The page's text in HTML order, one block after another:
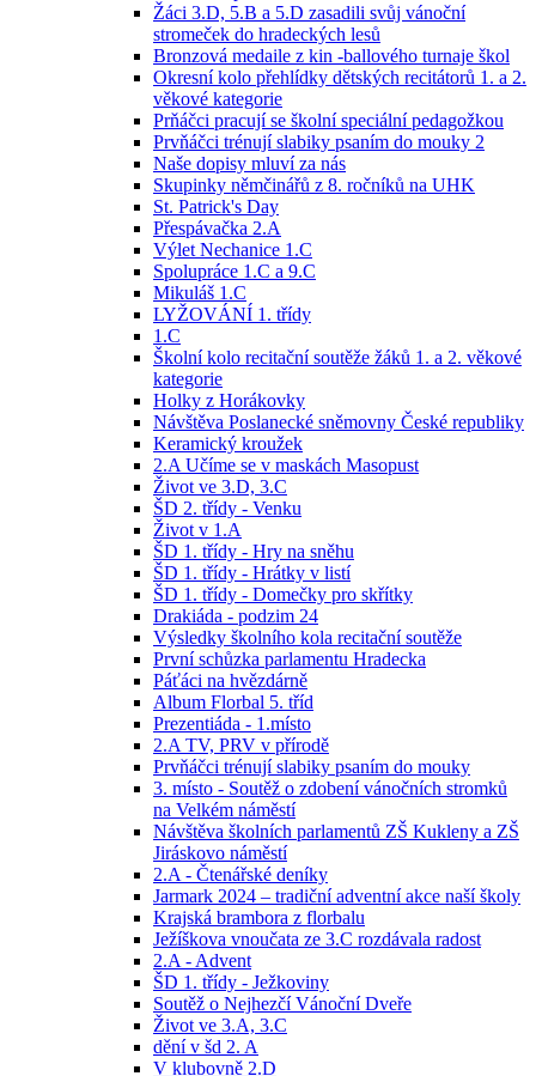
Žáci 3.D, 5.B a 5.D zasadili svůj vánoční
stromeček do hradeckých lesů
Bronzová medaile z kin -ballového turnaje škol
Okresní kolo přehlídky dětských recitátorů 1. a 2.
věkové kategorie
Prňáčci pracují se školní speciální pedagožkou
Prvňáčci trénují slabiky psaním do mouky 2
Naše dopisy mluví za nás
Skupinky němčinářů z 8. ročníků na UHK
St. Patrick's Day
Přespávačka 2.A
Výlet Nechanice 1.C
Spolupráce 1.C a 9.C
Mikuláš 1.C
LYŽOVÁNÍ 1. třídy
1.C
Školní kolo recitační soutěže žáků 1. a 2. věkové
kategorie
Holky z Horákovky
Návštěva Poslanecké sněmovny České republiky
Keramický kroužek
2.A Učíme se v maskách Masopust
Život ve 3.D, 3.C
ŠD 2. třídy - Venku
Život v 1.A
ŠD 1. třídy - Hry na sněhu
ŠD 1. třídy - Hrátky v listí
ŠD 1. třídy - Domečky pro skřítky
Drakiáda - podzim 24
Výsledky školního kola recitační soutěže
První schůzka parlamentu Hradecka
Páťáci na hvězdárně
Album Florbal 5. tříd
Prezentiáda - 1.místo
2.A TV, PRV v přírodě
Prvňáčci trénují slabiky psaním do mouky
3. místo - Soutěž o zdobení vánočních stromků
na Velkém náměstí
Návštěva školních parlamentů ZŠ Kukleny a ZŠ
Jiráskovo náměstí
2.A - Čtenářské deníky
Jarmark 2024 – tradiční adventní akce naší školy
Krajská brambora z florbalu
Ježíškova vnoučata ze 3.C rozdávala radost
2.A - Advent
ŠD 1. třídy - Ježkoviny
Soutěž o Nejhezčí Vánoční Dveře
Život ve 3.A, 3.C
dění v šd 2. A
V klubovně 2.D